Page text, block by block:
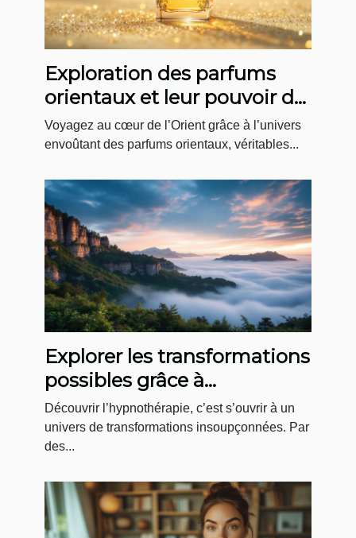
Exploration des parfums
orientaux et leur pouvoir de
séduction mystérieuse
Voyagez au cœur de l’Orient grâce à l’univers
envoûtant des parfums orientaux, véritables...
Explorer les transformations
possibles grâce à
l'hypnothérapie
Découvrir l’hypnothérapie, c’est s’ouvrir à un
univers de transformations insoupçonnées. Par
des...